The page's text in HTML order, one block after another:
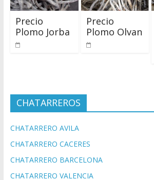
Precio
Plomo Jorba
Precio
Plomo Olvan
CHATARREROS
CHATARRERO AVILA
CHATARRERO CACERES
CHATARRERO BARCELONA
CHATARRERO VALENCIA